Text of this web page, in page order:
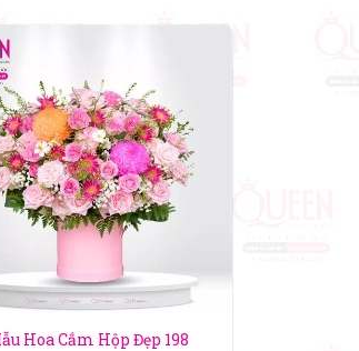
Hoa Cắm Hộp Đẹp 198